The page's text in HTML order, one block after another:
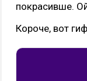
покрасивше.
Короче, вот